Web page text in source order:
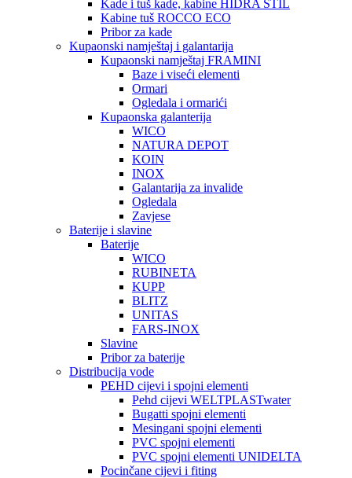
Kade i tuš kade, kabine HIDRA STIL
Kabine tuš ROCCO ECO
Pribor za kade
Kupaonski namještaj i galantarija
Kupaonski namještaj FRAMINI
Baze i viseći elementi
Ormari
Ogledala i ormarići
Kupaonska galanterija
WICO
NATURA DEPOT
KOIN
INOX
Galantarija za invalide
Ogledala
Zavjese
Baterije i slavine
Baterije
WICO
RUBINETA
KUPP
BLITZ
UNITAS
FARS-INOX
Slavine
Pribor za baterije
Distribucija vode
PEHD cijevi i spojni elementi
Pehd cijevi WELTPLASTwater
Bugatti spojni elementi
Mesingani spojni elementi
PVC spojni elementi
PVC spojni elementi UNIDELTA
Pocinčane cijevi i fiting